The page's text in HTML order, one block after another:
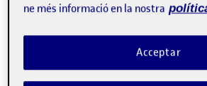
Benvinguts i
Publicat per
Quelic Berga Carreras
Data de publicació8 setembre, 2021
ne més informació en la nostra
Acceptar